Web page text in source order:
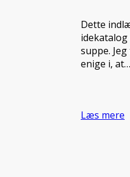
Dette
suppe.
enige i, at…
Læs mere